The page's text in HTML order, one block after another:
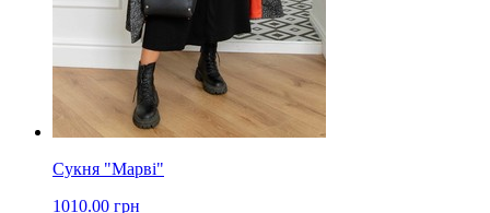
Сукня "Марві"
1010.00 грн